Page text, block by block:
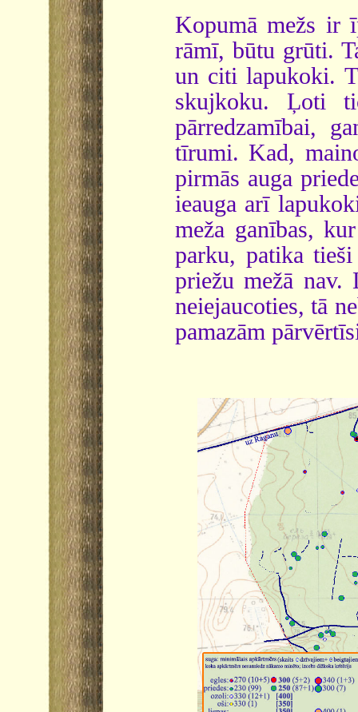
Kopumā mežs ir
rāmī, būtu grūti.
un citi lapukoki.
skujkoku. Ļoti
pārredzamībai,
tīrumi. Kad,
pirmās auga
ieauga arī
meža ganības,
parku, patika
priežu mežā nav.
neiejaucoties, tā
pamazām